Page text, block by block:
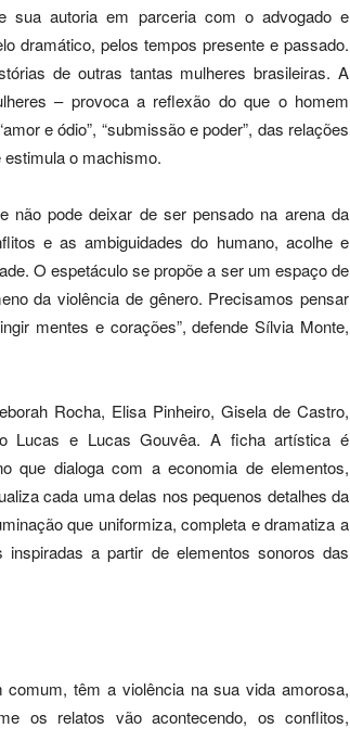
sua autoria em parceria com o advogado e
dramático, pelos tempos presente e passado.
de outras tantas mulheres brasileiras. A
– provoca a reflexão do que o homem
e ódio”, “submissão e poder”, das relações
o machismo.
não pode deixar de ser pensado na arena da
e as ambiguidades do humano, acolhe e
O espetáculo se propõe a ser um espaço de
da violência de gênero. Precisamos pensar
mentes e corações”, defende Sílvia Monte,
Rocha, Elisa Pinheiro, Gisela de Castro,
Lucas e Lucas Gouvêa. A ficha artística é
que dialoga com a economia de elementos,
cada uma delas nos pequenos detalhes da
que uniformiza, completa e dramatiza a
a partir de elementos sonoros das
têm a violência na sua vida amorosa,
os relatos vão acontecendo, os conflitos,